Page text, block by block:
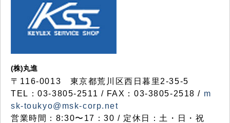
(株)丸進
〒116-0013 東京都荒川区西日暮里2-35-5
TEL：03-3805-2511 / FAX：03-3805-2518 / m
sk-toukyo@msk-corp.net
営業時間：8:30〜17：30 / 定休日：土・日・祝